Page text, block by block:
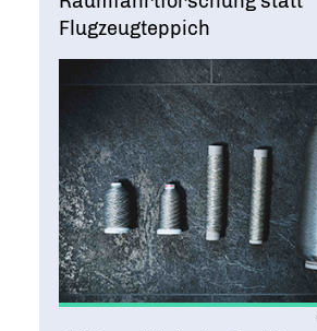
Flugzeugteppich